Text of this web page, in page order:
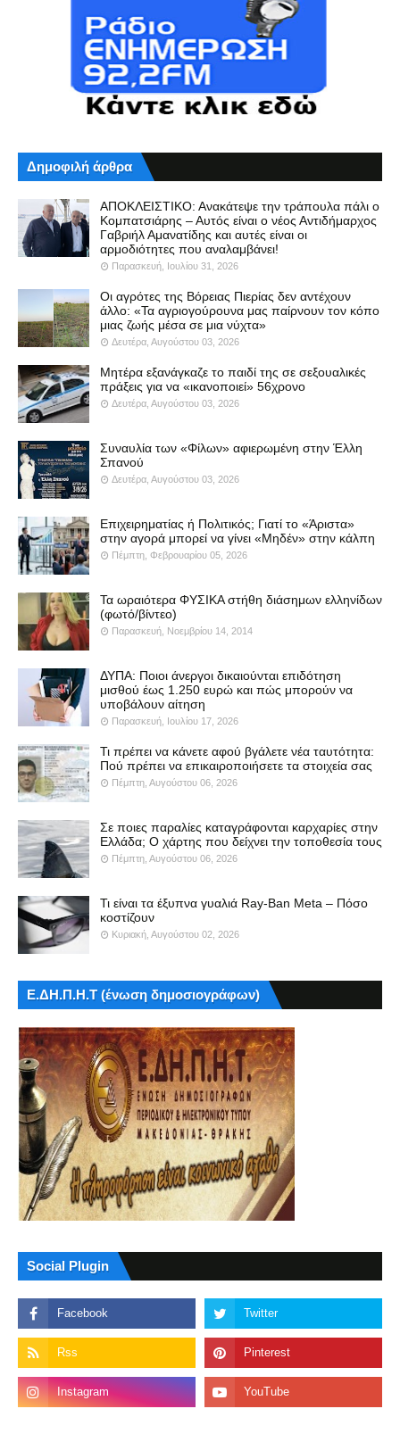
Δημοφιλή άρθρα
ΑΠΟΚΛΕΙΣΤΙΚΟ: Ανακάτεψε την τράπουλα πάλι ο
Κομπατσιάρης – Αυτός είναι ο νέος Αντιδήμαρχος
Γαβριήλ Αμανατίδης και αυτές είναι οι
αρμοδιότητες που αναλαμβάνει!
Παρασκευή, Ιουλίου 31, 2026
Οι αγρότες της Βόρειας Πιερίας δεν αντέχουν
άλλο: «Τα αγριογούρουνα μας παίρνουν τον κόπο
μιας ζωής μέσα σε μια νύχτα»
Δευτέρα, Αυγούστου 03, 2026
Μητέρα εξανάγκαζε το παιδί της σε σεξουαλικές
πράξεις για να «ικανοποιεί» 56χρονο
Δευτέρα, Αυγούστου 03, 2026
Συναυλία των «Φίλων» αφιερωμένη στην Έλλη
Σπανού
Δευτέρα, Αυγούστου 03, 2026
Επιχειρηματίας ή Πολιτικός; Γιατί το «Άριστα»
στην αγορά μπορεί να γίνει «Μηδέν» στην κάλπη
Πέμπτη, Φεβρουαρίου 05, 2026
Τα ωραιότερα ΦΥΣΙΚΑ στήθη διάσημων ελληνίδων
(φωτό/βίντεο)
Παρασκευή, Νοεμβρίου 14, 2014
ΔΥΠΑ: Ποιοι άνεργοι δικαιούνται επιδότηση
μισθού έως 1.250 ευρώ και πώς μπορούν να
υποβάλουν αίτηση
Παρασκευή, Ιουλίου 17, 2026
Τι πρέπει να κάνετε αφού βγάλετε νέα ταυτότητα:
Πού πρέπει να επικαιροποιήσετε τα στοιχεία σας
Πέμπτη, Αυγούστου 06, 2026
Σε ποιες παραλίες καταγράφονται καρχαρίες στην
Ελλάδα; Ο χάρτης που δείχνει την τοποθεσία τους
Πέμπτη, Αυγούστου 06, 2026
Τι είναι τα έξυπνα γυαλιά Ray-Ban Meta – Πόσο
κοστίζουν
Κυριακή, Αυγούστου 02, 2026
Ε.ΔΗ.Π.Η.Τ (ένωση δημοσιογράφων)
Social Plugin